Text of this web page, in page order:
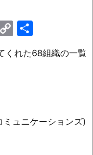
C
p
k
くれた68組織の一覧
ュニケーションズ)